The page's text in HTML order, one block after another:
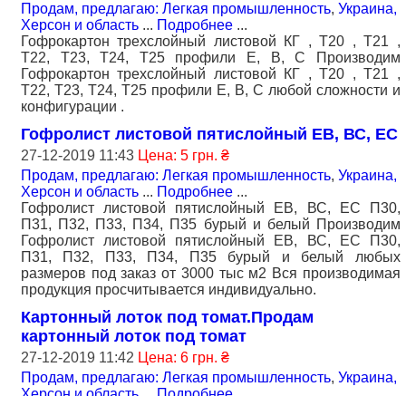
Продам, предлагаю: Легкая промышленность, Украина,
Херсон и область ... Подробнее ...
Гофрокартон трехслойный листовой КГ , Т20 , Т21 ,
Т22, Т23, Т24, Т25 профили Е, В, С Производим
Гофрокартон трехслойный листовой КГ , Т20 , Т21 ,
Т22, Т23, Т24, Т25 профили Е, В, С любой сложности и
конфигурации .
Гофролист листовой пятислойный ЕВ, ВС, ЕС
27-12-2019 11:43 Цена: 5 грн. ₴
Продам, предлагаю: Легкая промышленность, Украина,
Херсон и область ... Подробнее ...
Гофролист листовой пятислойный ЕВ, ВС, ЕС П30,
П31, П32, П33, П34, П35 бурый и белый Производим
Гофролист листовой пятислойный ЕВ, ВС, ЕС П30,
П31, П32, П33, П34, П35 бурый и белый любых
размеров под заказ от 3000 тыс м2 Вся производимая
продукция просчитывается индивидуально.
Картонный лоток под томат.Продам
картонный лоток под томат
27-12-2019 11:42 Цена: 6 грн. ₴
Продам, предлагаю: Легкая промышленность, Украина,